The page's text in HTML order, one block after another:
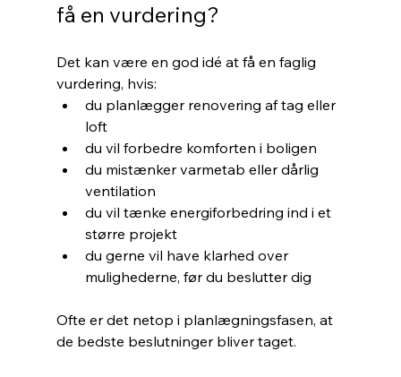
få en vurdering?
Det kan være en god idé at få en faglig
vurdering, hvis:
du planlægger renovering af tag eller
loft
du vil forbedre komforten i boligen
du mistænker varmetab eller dårlig
ventilation
du vil tænke energiforbedring ind i et
større projekt
du gerne vil have klarhed over
mulighederne, før du beslutter dig
Ofte er det netop i planlægningsfasen, at
de bedste beslutninger bliver taget.